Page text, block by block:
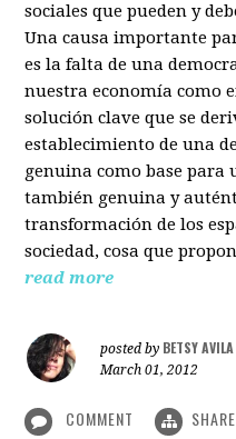
sociales que pueden y
Una causa importante
es la falta de una
nuestra economía como
solución clave que se
establecimiento de una
genuina como base para
también genuina y
transformación de los
sociedad, cosa que
read more
posted by BETSY AVILA
March 01, 2012
COMMENT SHARE